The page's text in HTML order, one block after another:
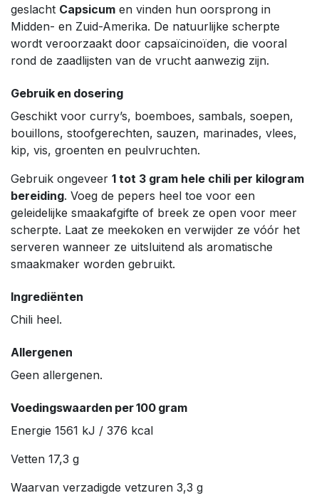
geslacht Capsicum en vinden hun oorsprong in
Midden- en Zuid-Amerika. De natuurlijke scherpte
wordt veroorzaakt door capsaïcinoïden, die vooral
rond de zaadlijsten van de vrucht aanwezig zijn.
Gebruik en dosering
Geschikt voor curry’s, boemboes, sambals, soepen,
bouillons, stoofgerechten, sauzen, marinades, vlees,
kip, vis, groenten en peulvruchten.
Gebruik ongeveer 1 tot 3 gram hele chili per kilogram
bereiding. Voeg de pepers heel toe voor een
geleidelijke smaakafgifte of breek ze open voor meer
scherpte. Laat ze meekoken en verwijder ze vóór het
serveren wanneer ze uitsluitend als aromatische
smaakmaker worden gebruikt.
Ingrediënten
Chili heel.
Allergenen
Geen allergenen.
Voedingswaarden per 100 gram
Energie 1561 kJ / 376 kcal
Vetten 17,3 g
Waarvan verzadigde vetzuren 3,3 g